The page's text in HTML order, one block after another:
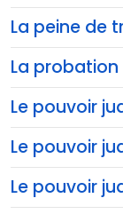
La peine de
La probation
Le pouvoir
Le pouvoir
Le pouvoir